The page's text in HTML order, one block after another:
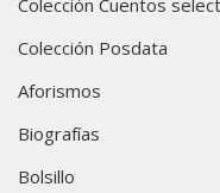
Colección Cuentos
Colección Posdata
Aforismos
Biografías
Bolsillo